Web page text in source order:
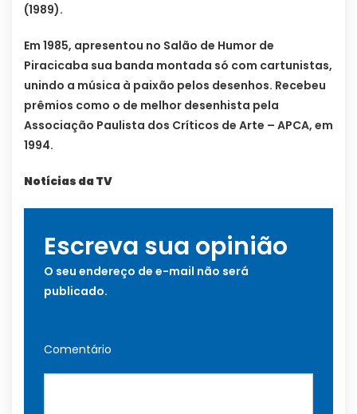
(1989).
Em 1985, apresentou no Salão de Humor de
Piracicaba sua banda montada só com cartunistas,
unindo a música à paixão pelos desenhos. Recebeu
prêmios como o de melhor desenhista pela
Associação Paulista dos Críticos de Arte – APCA, em
1994.
Notícias da TV
Escreva sua opinião
O seu endereço de e-mail não será
publicado.
Comentário